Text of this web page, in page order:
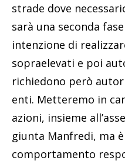
strade dove
sarà una seconda
intenzione di
sopraelevati e poi
richiedono però
enti. Metteremo in
azioni, insieme
giunta Manfredi, ma
comportamento